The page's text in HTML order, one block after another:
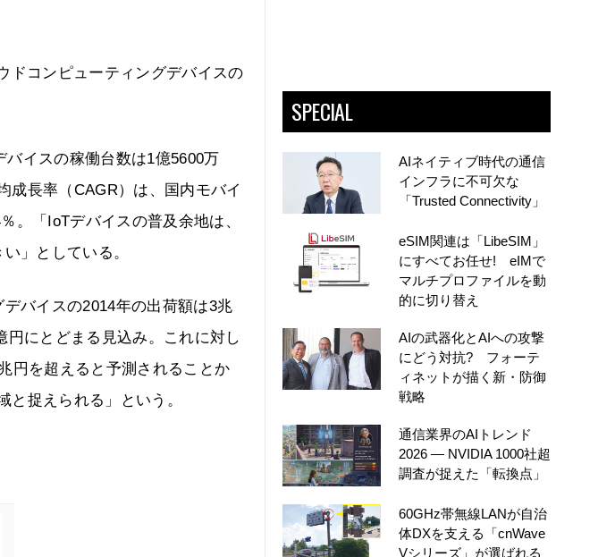
ドコンピューティングデバイスの
イスの稼働台数は1億5600万
成長率（CAGR）は、国内モバイ
。「IoTデバイスの普及余地は、
」としている。
バイスの2014年の出荷額は3兆
円にとどまる見込み。これに対し
円を超えると予測されることか
捉えられる」という。
SPECIAL
AIネイティブ時代の通信
インフラに不可欠な
「Trusted Connectivity」
eSIM関連は「LibeSIM」
にすべてお任せ! eIMで
マルチプロファイルを動
的に切り替え
AIの武器化とAIへの攻撃
にどう対抗? フォーテ
ィネットが描く新・防御
戦略
通信業界のAIトレンド
2026 ― NVIDIA 1000社超
調査が捉えた「転換点」
60GHz帯無線LANが自治
体DXを支える「cnWave
Vシリーズ」が選ばれる